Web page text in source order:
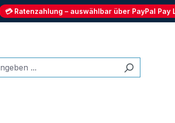
💳 Ratenzahlung – auswählbar über PayPal Pay